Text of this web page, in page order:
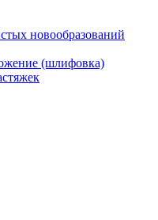
новообразований
(шлифовка)